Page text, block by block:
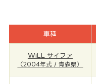
車種
WiLL サイファ
（2004年式 / 青森県）